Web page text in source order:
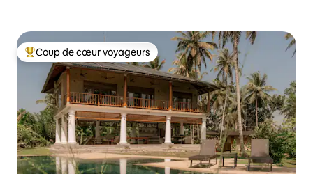
Coups de cœur voyageurs les plus appréciés
Coup de cœur voyageurs